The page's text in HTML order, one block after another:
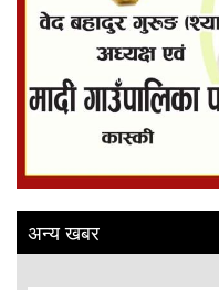
अन्य खबर